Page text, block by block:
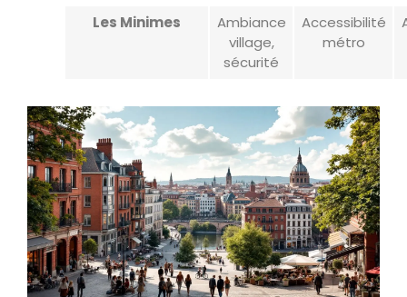
Les Minimes
Ambiance
village,
sécurité
Accessibilité
métro